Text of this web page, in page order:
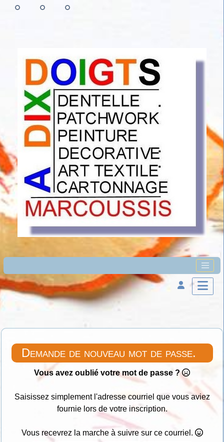
Demande de nouveau mot de passe.
Vous avez oublié votre mot de passe ?
Saisissez simplement l'adresse courriel que vous aviez
fournie lors de votre inscription.
Vous recevrez la marche à suivre sur ce courriel.